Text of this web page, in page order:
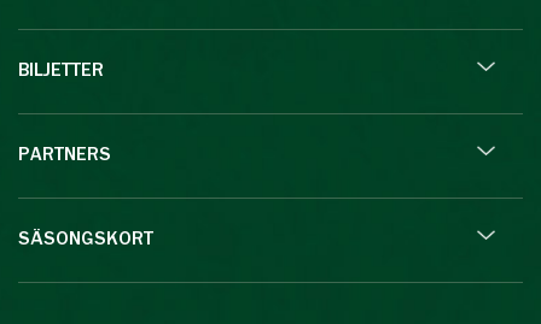
BILJETTER
PARTNERS
SÄSONGSKORT